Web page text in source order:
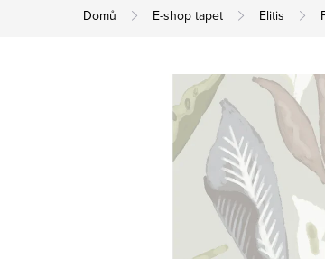
Domů E-shop tapet Elitis